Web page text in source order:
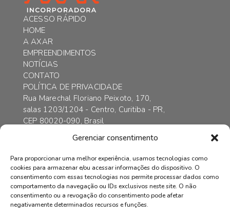
Gerenciar consentimento
Para proporcionar uma melhor experiência, usamos tecnologias como
cookies para armazenar e/ou acessar informações do dispositivo. O
consentimento com essas tecnologias nos permite processar dados como
comportamento da navegação ou IDs exclusivos neste site. O não
consentimento ou a revogação do consentimento pode afetar
negativamente determinados recursos e funções.
ACESSO RÁPIDO
HOME
A AXAR
EMPREENDIMENTOS
NOTÍCIAS
CONTATO
POLÍTICA DE PRIVACIDADE
Rua Marechal Floriano Peixoto, 170,
salas 1203/1204 - Centro, Curitiba - PR,
CEP 80020-090, Brasil
+55 41 3352-6989
+55 41 99169-4578
© AXAR INCORPADORA | Todos os direitos reservados.